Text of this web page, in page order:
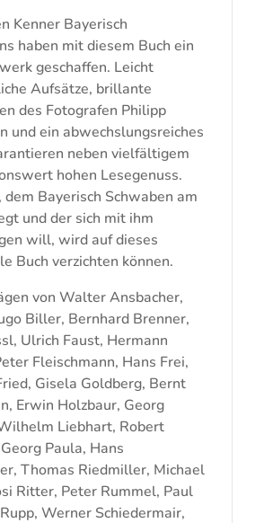
Kenner Bayerisch
haben mit diesem Buch ein
geschaffen. Leicht
Aufsätze, brillante
des Fotografen Philipp
und ein abwechslungsreiches
neben vielfältigem
hohen Lesegenuss.
dem Bayerisch Schwaben am
und der sich mit ihm
will, wird auf dieses
Buch verzichten können.
von Walter Ansbacher,
Biller, Bernhard Brenner,
Ulrich Faust, Hermann
Fleischmann, Hans Frei,
Gisela Goldberg, Bernt
Erwin Holzbaur, Georg
Liebhart, Robert
Paula, Hans
Thomas Riedmiller, Michael
Ritter, Peter Rummel, Paul
Werner Schiedermair,